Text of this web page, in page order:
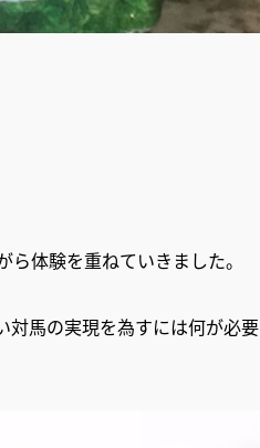
体験を重ねていきました。
対馬の実現を為すには何が必要